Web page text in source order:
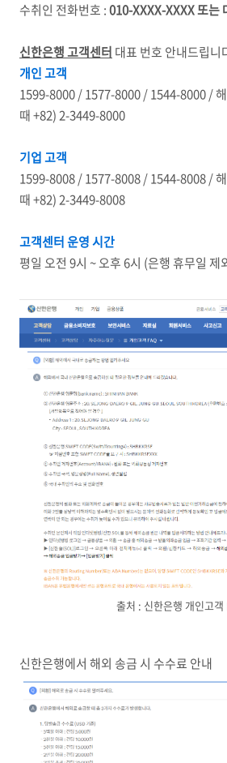
수취인 전화번호 :010-XXXX-XXXX 또는
신한은행 고객센터 대표 번호 안내드립니
개인 고객
1599-8000 / 1577-8000 / 1544-8000 /
때 +82) 2-3449-8000
기업 고객
1599-8008 / 1577-8008 / 1544-8008 /
때 +82) 2-3449-8008
고객센터 운영 시간
평일 오전 9시 ~ 오후 6시 (은행 휴무일 제
출처 : 신한은행 개인고객
신한은행에서 해외 송금 시 수수료 안내